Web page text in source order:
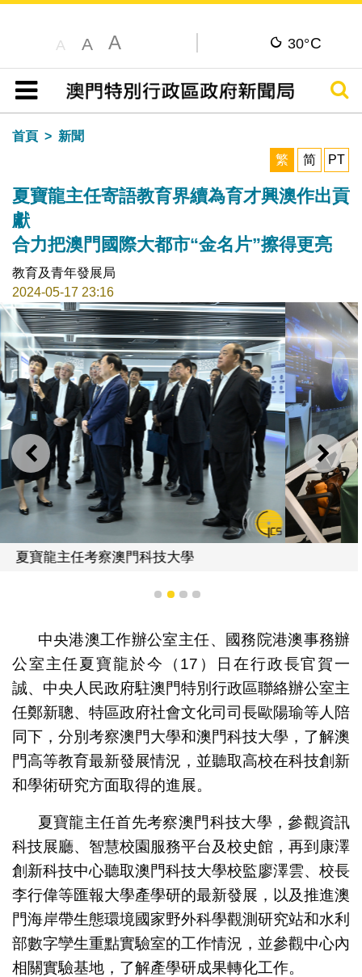
A A A 30°C
目錄
搜尋
首頁
新聞
繁
简 PT
夏寶龍主任寄語教育界續為育才興澳作出貢
獻
合力把澳門國際大都市“金名片”擦得更亮
教育及青年發展局
2024-05-17 23:16
上一則 下一
夏寶龍主任考察澳門科技大學
1 2 3 4
中央港澳工作辦公室主任、國務院港澳事務辦
公室主任夏寶龍於今（17）日在行政長官賀一
誠、中央人民政府駐澳門特別行政區聯絡辦公室主
任鄭新聰、特區政府社會文化司司長歐陽瑜等人陪
同下，分別考察澳門大學和澳門科技大學，了解澳
門高等教育最新發展情況，並聽取高校在科技創新
和學術研究方面取得的進展。
夏寶龍主任首先考察澳門科技大學，參觀資訊
科技展廳、智慧校園服務平台及校史館，再到康澤
創新科技中心聽取澳門科技大學校監廖澤雲、校長
李行偉等匯報大學產學研的最新發展，以及推進澳
門海岸帶生態環境國家野外科學觀測研究站和水利
部數字孿生重點實驗室的工作情況，並參觀中心內
相關實驗基地，了解產學研成果轉化工作。